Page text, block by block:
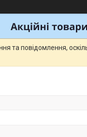
та повідомлення,